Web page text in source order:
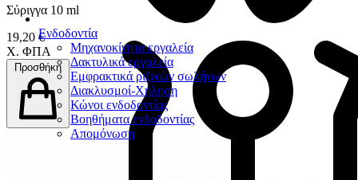
Ενδοδοντία
Μηχανοκίνητα εργαλεία
Δακτυλικά εργαλεία
Εμφρακτικά ριζικών σωλήνων
Διακλυσμοί-Χήληση
Κώνοι ενδοδοντίας
Βοηθήματα ενδοδοντίας
Απομόνωση
Σύριγγα 10 ml
19,20 €
Χ. ΦΠΑ
Προσθήκη